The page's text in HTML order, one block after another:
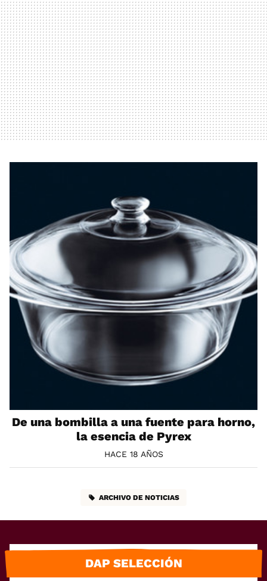
De una bombilla a una fuente para horno,
la esencia de Pyrex
HACE 18 AÑOS
ARCHIVO DE NOTICIAS
DAP SELECCIÓN